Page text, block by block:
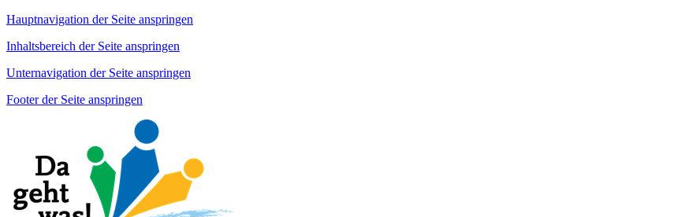
Hauptnavigation der Seite anspringen
Inhaltsbereich der Seite anspringen
Unternavigation der Seite anspringen
Footer der Seite anspringen